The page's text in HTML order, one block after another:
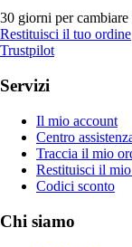
30 giorni per cambiare
Restituisci il tuo ordine
Trustpilot
Servizi
Il mio account
Centro
Traccia il mio
Restituisci il
Codici sconto
Chi siamo